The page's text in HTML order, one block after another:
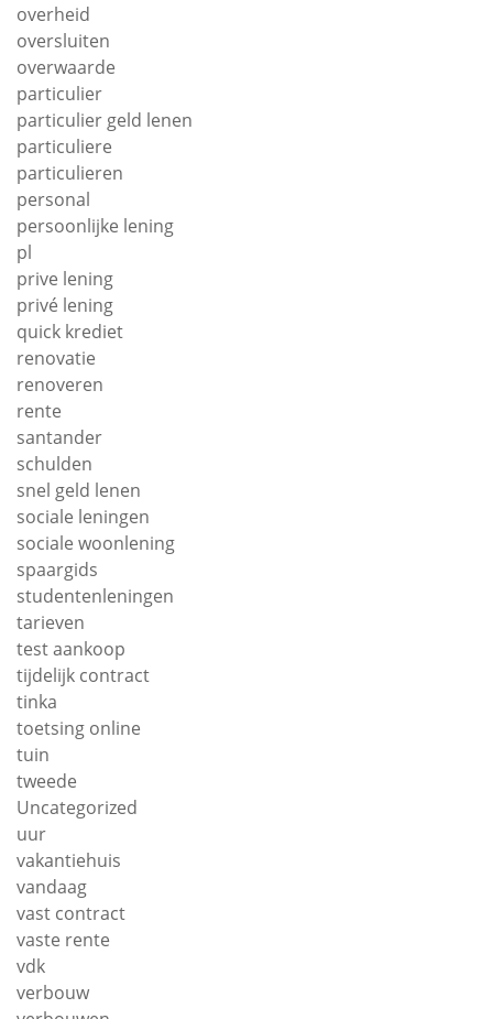
overheid
oversluiten
overwaarde
particulier
particulier geld lenen
particuliere
particulieren
personal
persoonlijke lening
pl
prive lening
privé lening
quick krediet
renovatie
renoveren
rente
santander
schulden
snel geld lenen
sociale leningen
sociale woonlening
spaargids
studentenleningen
tarieven
test aankoop
tijdelijk contract
tinka
toetsing online
tuin
tweede
Uncategorized
uur
vakantiehuis
vandaag
vast contract
vaste rente
vdk
verbouw